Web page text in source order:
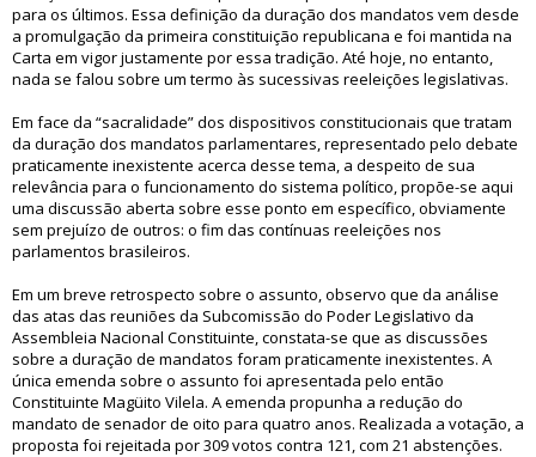
para os últimos. Essa definição da duração dos mandatos vem desde
a promulgação da primeira constituição republicana e foi mantida na
Carta em vigor justamente por essa tradição. Até hoje, no entanto,
nada se falou sobre um termo às sucessivas reeleições legislativas.
Em face da “sacralidade” dos dispositivos constitucionais que tratam
da duração dos mandatos parlamentares, representado pelo debate
praticamente inexistente acerca desse tema, a despeito de sua
relevância para o funcionamento do sistema político, propõe-se aqui
uma discussão aberta sobre esse ponto em específico, obviamente
sem prejuízo de outros: o fim das contínuas reeleições nos
parlamentos brasileiros.
Em um breve retrospecto sobre o assunto, observo que da análise
das atas das reuniões da Subcomissão do Poder Legislativo da
Assembleia Nacional Constituinte, constata-se que as discussões
sobre a duração de mandatos foram praticamente inexistentes. A
única emenda sobre o assunto foi apresentada pelo então
Constituinte Magüito Vilela. A emenda propunha a redução do
mandato de senador de oito para quatro anos. Realizada a votação, a
proposta foi rejeitada por 309 votos contra 121, com 21 abstenções.